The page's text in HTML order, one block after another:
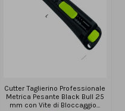
Cutter Taglierino Professionale
Metrica Pesante Black Bull 25
mm con Vite di Bloccaggio...